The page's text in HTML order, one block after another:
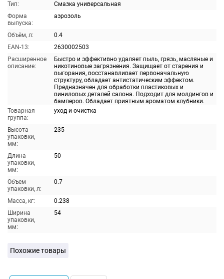
Тип:
Смазка универсальная
Форма
выпуска:
аэрозоль
Объём, л:
0.4
EAN-13:
2630002503
Расширенное
описание:
Быстро и эффективно удаляет пыль, грязь, масляные и
никотиновые загрязнения. Защищает от старения и
выгорания, восстанавливает первоначальную
структуру, обладает антистатическим эффектом.
Предназначен для обработки пластиковых и
виниловых деталей салона. Подходит для молдингов и
бамперов. Обладает приятным ароматом клубники.
Товарная
группа:
уход и очистка
Высота
упаковки,
мм:
235
Длина
упаковки,
мм:
50
Объем
упаковки, л:
0.7
Масса, кг:
0.238
Ширина
упаковки,
мм:
54
Похожие товары